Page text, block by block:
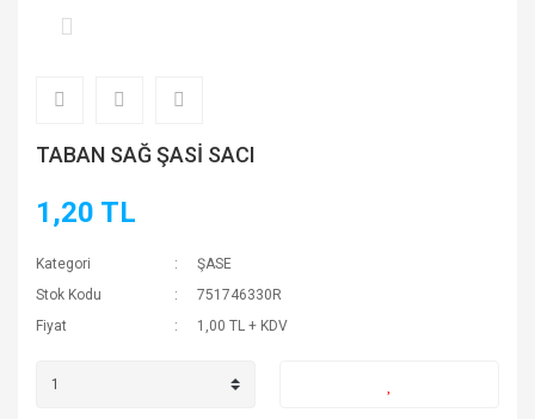
TABAN SAĞ ŞASİ SACI
1,20 TL
Kategori
ŞASE
Stok Kodu
751746330R
Fiyat
1,00 TL + KDV